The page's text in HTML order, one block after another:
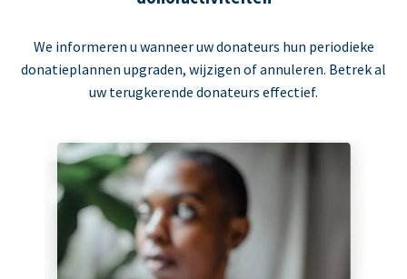
We informeren u wanneer uw donateurs hun periodieke
donatieplannen upgraden, wijzigen of annuleren. Betrek al
uw terugkerende donateurs effectief.